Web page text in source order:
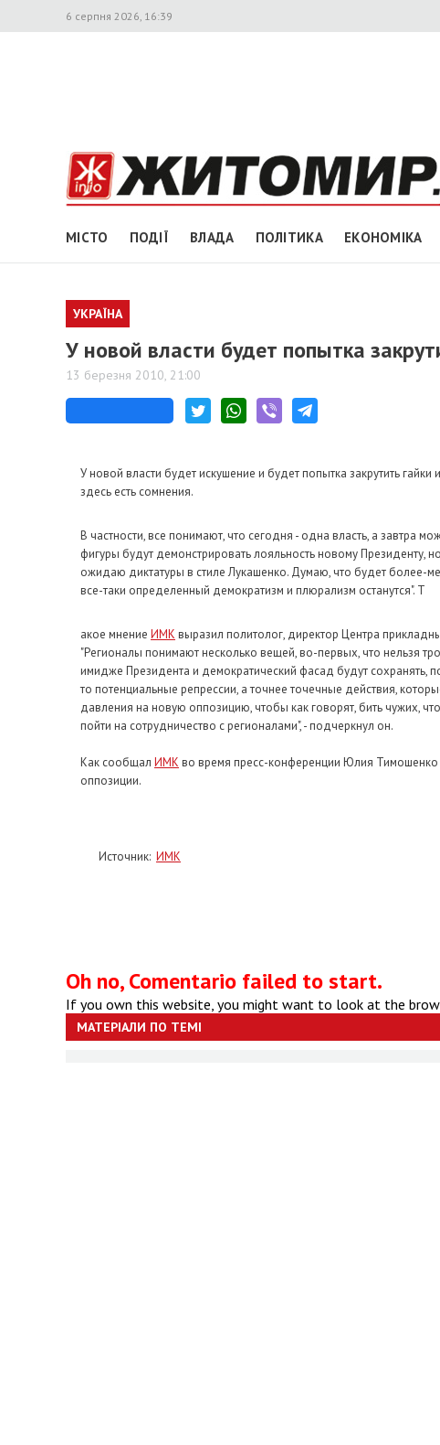
6 серпня 2026, 16:39
МІСТО ПОДІЇ ВЛАДА ПОЛІТИКА ЕКОНОМІКА
УКРАЇНА
У новой власти будет попытка
13 березня 2010, 21:00
У новой власти будет искушение и будет попытка закрутить
здесь есть сомнения.
В частности, все понимают, что сегодня - одна власть, а завтра
фигуры будут демонстрировать лояльность новому Президенту,
ожидаю диктатуры в стиле Лукашенко. Думаю, что будет более-
все-таки определенный демократизм и плюрализм останутся". Т
акое мнение ИМК выразил политолог, директор Центра
"Регионалы понимают несколько вещей, во-первых, что нельзя
имидже Президента и демократический фасад будут сохранять,
то потенциальные репрессии, а точнее точечные действия,
давления на новую оппозицию, чтобы как говорят, бить чужих,
пойти на сотрудничество с регионалами", - подчеркнул он.
Как сообщал ИМК во время пресс-конференции Юлия Тимошенко
оппозиции.
Источник: ИМК
Oh no, Comentario failed to start.
If you own this website, you might want to look at the
МАТЕРІАЛИ ПО ТЕМІ